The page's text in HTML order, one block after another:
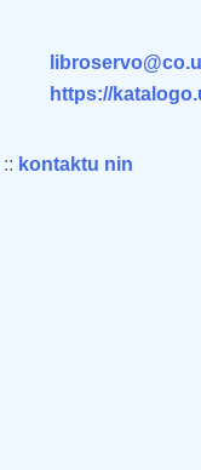
https://
:: kontaktu nin